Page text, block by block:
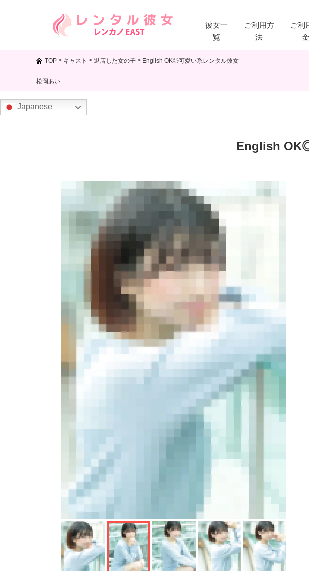
彼女一
覧
ご利用方
法
ご利
金
TOP > キャスト > 退店した女の子 > English OK◎可愛い系レンタル彼女
松岡あい
Japanese
English